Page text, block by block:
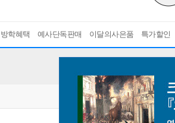
학혜택 예사단독판매 이달의사은품 특가할인